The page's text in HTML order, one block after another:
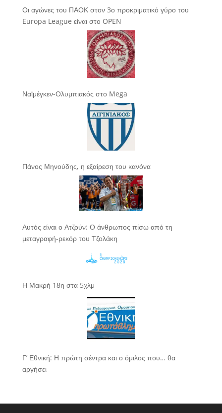
Οι αγώνες του ΠΑΟΚ στον 3ο προκριματικό γύρο του
Europa League είναι στο OPEN
Ναϊμέγκεν-Ολυμπιακός στο Mega
Πάνος Μηνούδης, η εξαίρεση του κανόνα
Αυτός είναι ο Ατζούν: Ο άνθρωπος πίσω από τη
μεταγραφή-ρεκόρ του Τζολάκη
Η Μακρή 18η στα 5χλμ
Γ’ Εθνική: Η πρώτη σέντρα και ο όμιλος που… θα
αργήσει